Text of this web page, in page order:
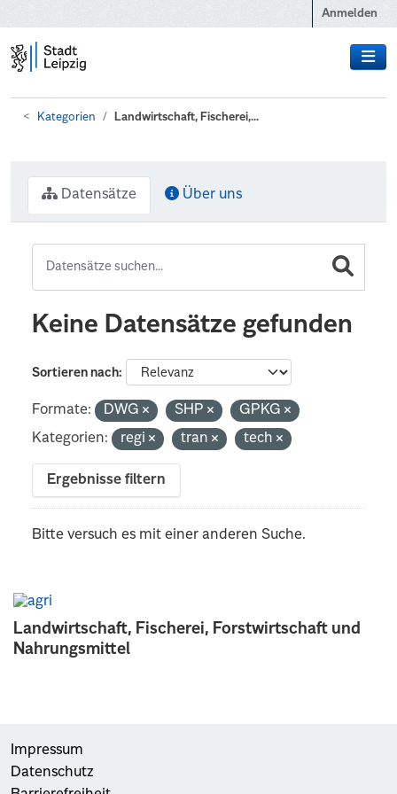
Anmelden
Kategorien Landwirtschaft, Fischerei,...
Landwirtschaft, Fischerei, Forstwirtschaft und
Nahrungsmittel
Datensätze Über uns
Keine Datensätze gefunden
Sortieren nach
Formate: DWG SHP
GPKG
Kategorien:
regi tran tech
Ergebnisse filtern
Bitte versuch es mit einer anderen Suche.
Impressum
Datenschutz